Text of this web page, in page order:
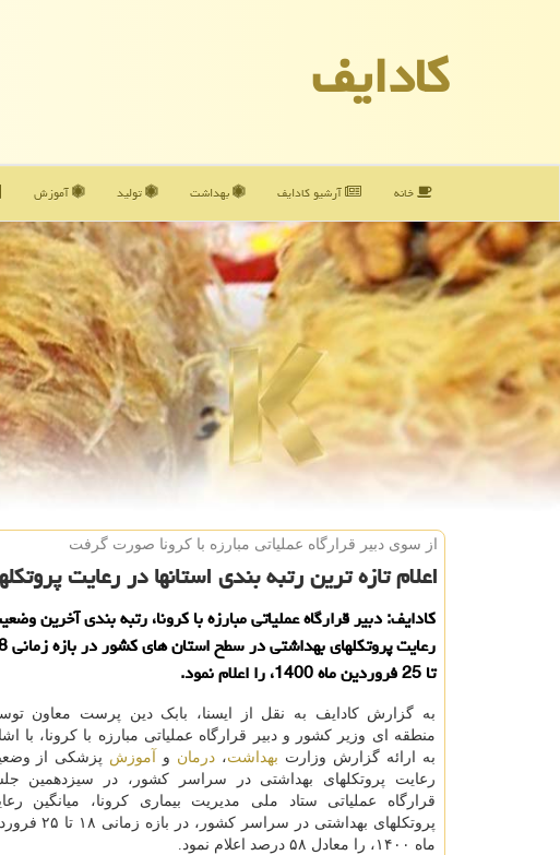
كادایف
خانه آرشیو كادایف بهداشت تولید آموزش
از سوی دبیر قرارگاه عملیاتی مبارزه با كرونا صورت گرفت
اعلام تازه ترین رتبه بندی استانها در رعایت
کادایف: دبیر قرارگاه عملیاتی مبارزه با کرونا، رتبه بندی آخرین
رعایت
تا 25 فروردین ماه 1400، را اعلام نمود.
به گزارش کادایف به نقل از ایسنا، بابک دین پرست معاون
منطقه ای وزیر کشور و دبیر قرارگاه عملیاتی مبارزه با کرونا، با
به ارائه گزارش وزارت بهداشت، درمان و آموزش پزشکی از
رعایت پروتکلهای بهداشتی در سراسر کشور، در سیزدهمین
قرارگاه عملیاتی ستاد ملی مدیریت بیماری کرونا، میانگین
پروتکلهای بهداشتی در سراسر کشور، در بازه
ماه ۱۴۰۰، را معادل ۵۸ درصد اعلام نمود.